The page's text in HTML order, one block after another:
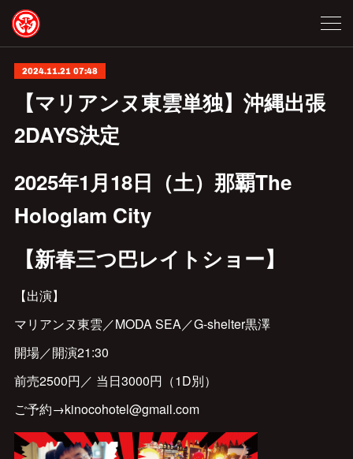
2024.11.21 07:48
【マリアンヌ東雲単独】沖縄出張
2DAYS決定
2025年1月18日（土）那覇The
Hologlam City
【新春三つ巴レイトショー】
【出演】
マリアンヌ東雲／MODA SEA／G-shelter黒澤
開場／開演21:30
前売2500円／ 当日3000円（1D別）
ご予約→kinocohotel@gmail.com